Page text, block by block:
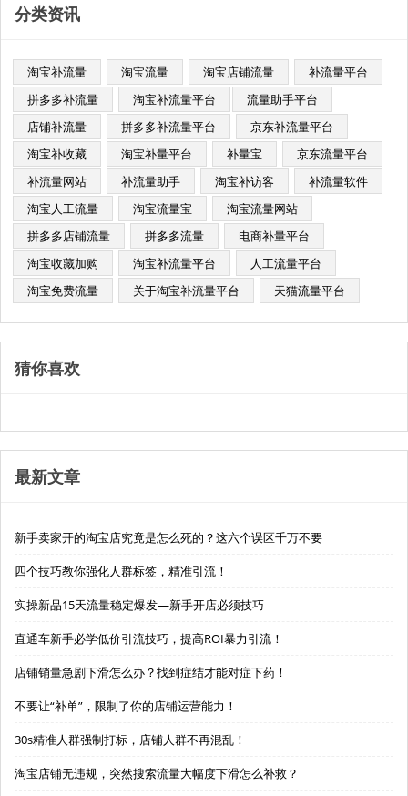
分类资讯
淘宝补流量 淘宝流量 淘宝店铺流量
补流量平台
拼多多补流量
淘宝补流量平台​
流量助手平台
店铺补流量
拼多多补流量平台
京东补流量平台
淘宝补收藏
淘宝补量平台 补量宝
京东流量平台
补流量网站
补流量助手 淘宝补访客
补流量软件
淘宝人工流量
淘宝流量宝
淘宝流量网站
拼多多店铺流量
拼多多流量
电商补量平台
淘宝收藏加购
淘宝补流量平台
人工流量平台
淘宝免费流量
关于淘宝补流量平台 天猫流量平台
猜你喜欢
最新文章
新手卖家开的淘宝店究竟是怎么死的？这六个误区千万不要
四个技巧教你强化人群标签，精准引流！
实操新品15天流量稳定爆发—新手开店必须技巧
直通车新手必学低价引流技巧，提高ROI暴力引流！
店铺销量急剧下滑怎么办？找到症结才能对症下药！
不要让“补单”，限制了你的店铺运营能力！
30s精准人群强制打标，店铺人群不再混乱！
淘宝店铺无违规，突然搜索流量大幅度下滑怎么补救？